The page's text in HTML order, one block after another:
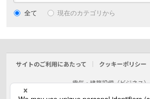
全て 現在のカテゴリから
サイトのご利用にあたって クッキーポリシー
電気・建築設備（ビジネス）